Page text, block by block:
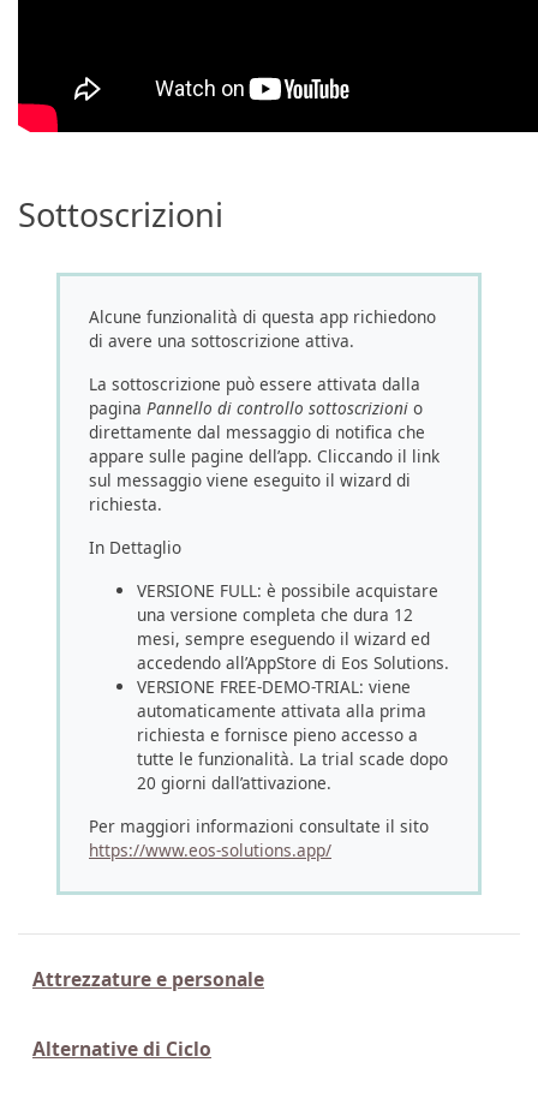
Sottoscrizioni
Alcune funzionalità di questa app richiedono
di avere una sottoscrizione attiva.
La sottoscrizione può essere attivata dalla
pagina Pannello di controllo sottoscrizioni o
direttamente dal messaggio di notifica che
appare sulle pagine dell’app. Cliccando il link
sul messaggio viene eseguito il wizard di
richiesta.
In Dettaglio
VERSIONE FULL: è possibile acquistare
una versione completa che dura 12
mesi, sempre eseguendo il wizard ed
accedendo all’AppStore di Eos Solutions.
VERSIONE FREE-DEMO-TRIAL: viene
automaticamente attivata alla prima
richiesta e fornisce pieno accesso a
tutte le funzionalità. La trial scade dopo
20 giorni dall’attivazione.
Per maggiori informazioni consultate il sito
https://www.eos-solutions.app/
Attrezzature e personale
Alternative di Ciclo